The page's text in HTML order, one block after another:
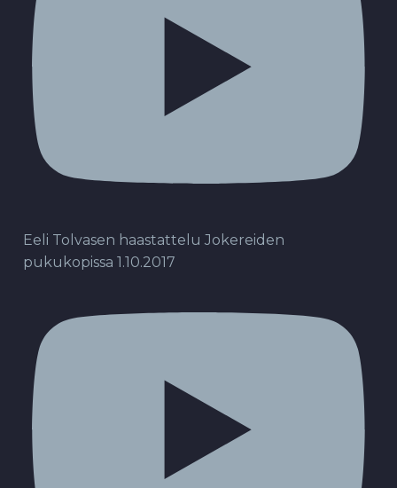
Eeli Tolvasen haastattelu Jokereiden
pukukopissa 1.10.2017